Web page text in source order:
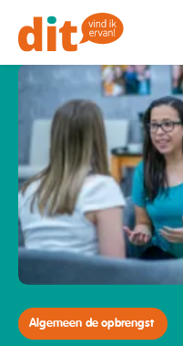
Algemeen de opbrengst